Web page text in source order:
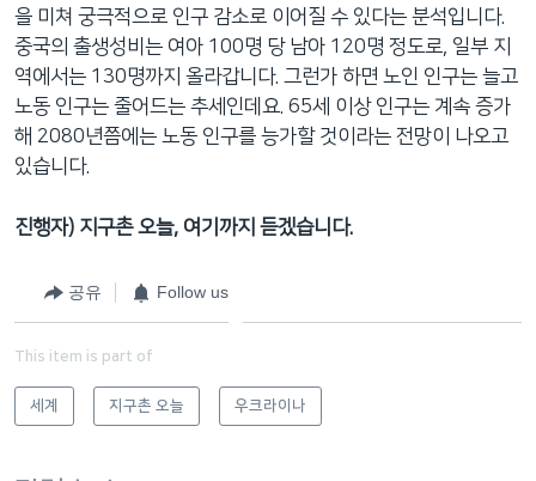
을 미쳐 궁극적으로 인구 감소로 이어질 수 있다는 분석입니다.
중국의 출생성비는 여아 100명 당 남아 120명 정도로, 일부 지
역에서는 130명까지 올라갑니다. 그런가 하면 노인 인구는 늘고
노동 인구는 줄어드는 추세인데요. 65세 이상 인구는 계속 증가
해 2080년쯤에는 노동 인구를 능가할 것이라는 전망이 나오고
있습니다.
진행자) 지구촌 오늘, 여기까지 듣겠습니다.
공유 Follow us
This item is part of
세계 지구촌 오늘 우크라이나